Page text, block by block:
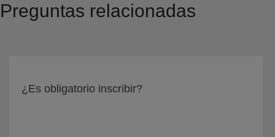
Preguntas relacionadas
¿Es obligatorio inscribir?